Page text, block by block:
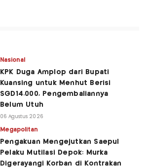
Nasional
KPK Duga Amplop dari Bupati
Kuansing untuk Menhut Berisi
SGD14.000, Pengembaliannya
Belum Utuh
06 Agustus 2026
Megapolitan
Pengakuan Mengejutkan Saepul
Pelaku Mutilasi Depok: Murka
Digerayangi Korban di Kontrakan